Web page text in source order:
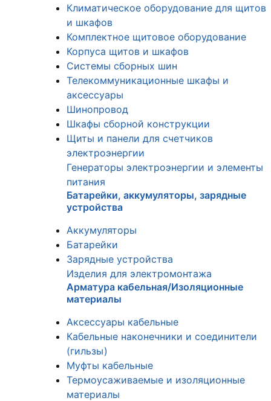
Климатическое оборудование для щитов
и шкафов
Комплектное щитовое оборудование
Корпуса щитов и шкафов
Системы сборных шин
Телекоммуникационные шкафы и
аксессуары
Шинопровод
Шкафы сборной конструкции
Щиты и панели для счетчиков
электроэнергии
Генераторы электроэнергии и элементы
питания
Батарейки, аккумуляторы, зарядные
устройства
Аккумуляторы
Батарейки
Зарядные устройства
Изделия для электромонтажа
Арматура кабельная/Изоляционные
материалы
Аксессуары кабельные
Кабельные наконечники и соединители
(гильзы)
Муфты кабельные
Термоусаживаемые и изоляционные
материалы